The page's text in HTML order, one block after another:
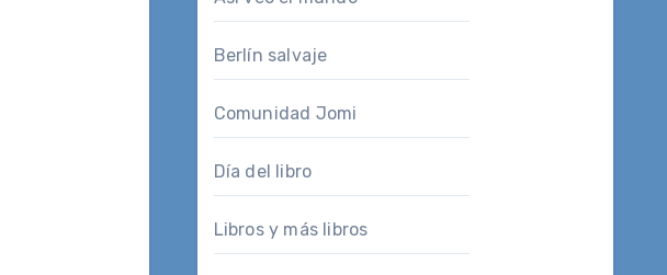
Berlín salvaje
Comunidad Jomi
Día del libro
Libros y más libros